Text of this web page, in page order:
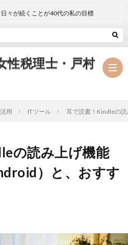
性税理士・戸村
フ
ー
務
HP
メ
マ
筆
セ
ことが40代の私の目標
用 ITツール 耳で読書！Kindleの
の読み上げ機能
）と、おすす